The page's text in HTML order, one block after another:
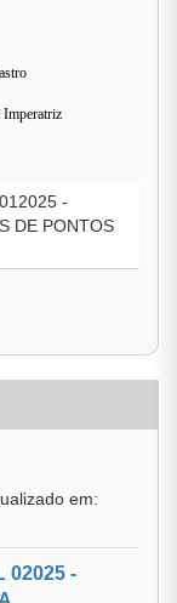
Imperatriz
-
DE PONTOS
em:
02025 -